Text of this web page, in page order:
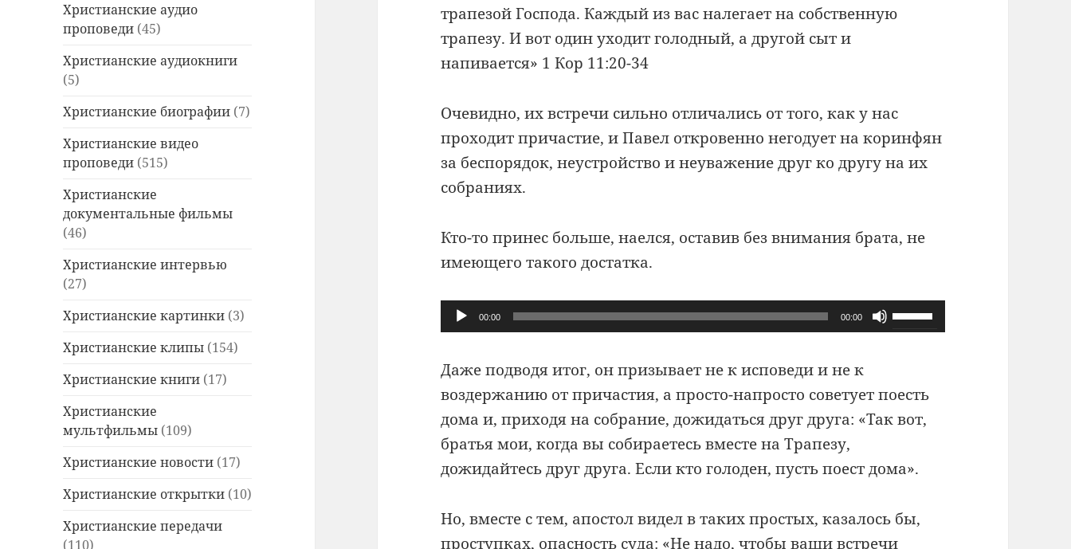
Христианские аудио
проповеди (45)
Христианские аудиокниги
(5)
Христианские биографии (7)
Христианские видео
проповеди (515)
Христианские
документальные фильмы
(46)
Христианские интервью
(27)
Христианские картинки (3)
Христианские клипы (154)
Христианские книги (17)
Христианские
мультфильмы (109)
Христианские новости (17)
Христианские открытки (10)
Христианские передачи
(110)
трапезой Господа. Каждый из вас налегает на собственную
трапезу. И вот один уходит голодный, а другой сыт и
напивается» 1 Кор 11:20-34
Очевидно, их встречи сильно отличались от того, как у нас
проходит причастие, и Павел откровенно негодует на коринфян
за беспорядок, неустройство и неуважение друг ко другу на их
собраниях.
Кто-то принес больше, наелся, оставив без внимания брата, не
имеющего такого достатка.
Аудиоплеер
00:00 00:00
Используйте
клавиши
громкость.
Даже подводя итог, он призывает не к исповеди и не к
воздержанию от причастия, а просто-напросто советует поесть
дома и, приходя на собрание, дожидаться друг друга: «Так вот,
братья мои, когда вы собираетесь вместе на Трапезу,
дожидайтесь друг друга. Если кто голоден, пусть поест дома».
Но, вместе с тем, апостол видел в таких простых, казалось бы,
проступках, опасность суда: «Не надо, чтобы ваши встречи